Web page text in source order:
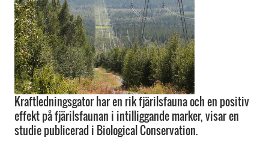
Kraftledningsgator har en rik fjärilsfauna och en positiv
effekt på fjärilsfaunan i intilliggande marker, visar en
studie publicerad i Biological Conservation.